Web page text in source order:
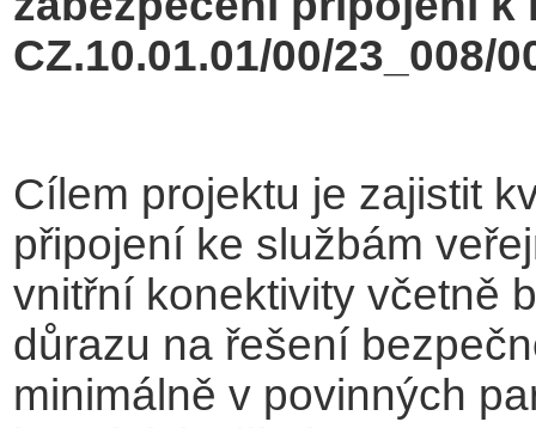
CZ.10.01.01/00/23_008/
Cílem projektu je zajistit
připojení ke službám
vnitřní konektivity včetně
důrazu na řešení
minimálně v povinných